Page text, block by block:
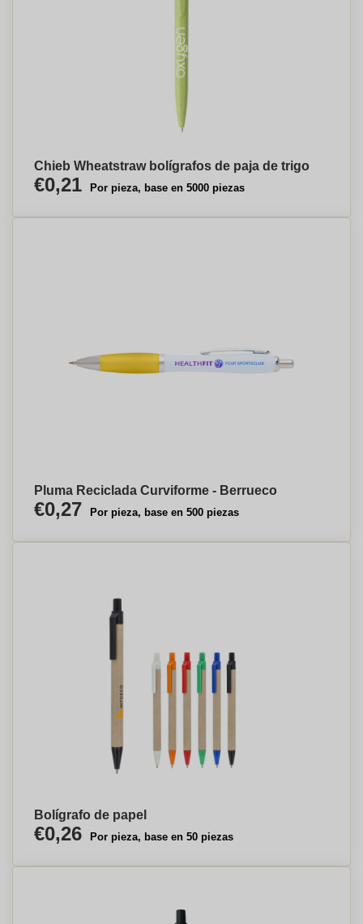
Chieb Wheatstraw bolígrafos de paja de trigo
€0,21 Por pieza, base en 5000 piezas
Pluma Reciclada Curviforme - Berrueco
€0,27 Por pieza, base en 500 piezas
Bolígrafo de papel
€0,26 Por pieza, base en 50 piezas